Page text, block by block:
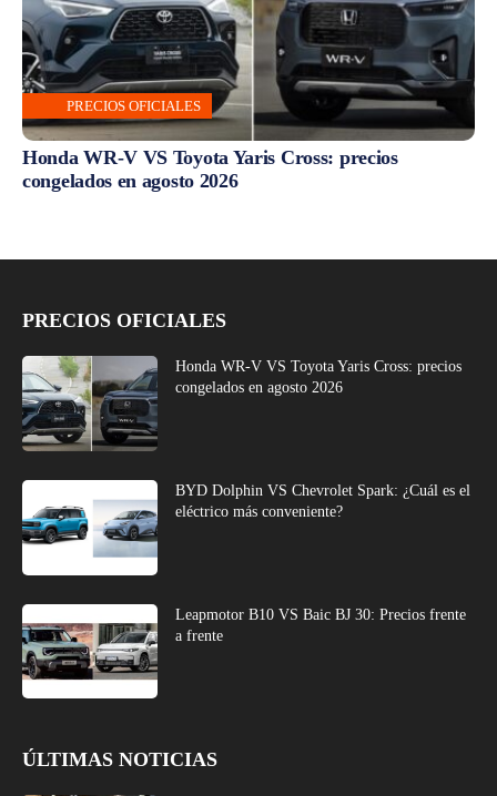
PRECIOS OFICIALES
Honda WR-V VS Toyota Yaris Cross: precios
congelados en agosto 2026
PRECIOS OFICIALES
Honda WR-V VS Toyota Yaris Cross: precios
congelados en agosto 2026
BYD Dolphin VS Chevrolet Spark: ¿Cuál es el
eléctrico más conveniente?
Leapmotor B10 VS Baic BJ 30: Precios frente
a frente
ÚLTIMAS NOTICIAS